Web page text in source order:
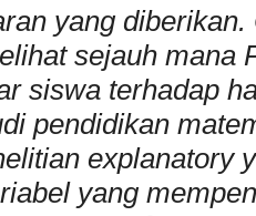
yang
sejauh mana
siswa terhadap
pendidikan
explanatory
yang